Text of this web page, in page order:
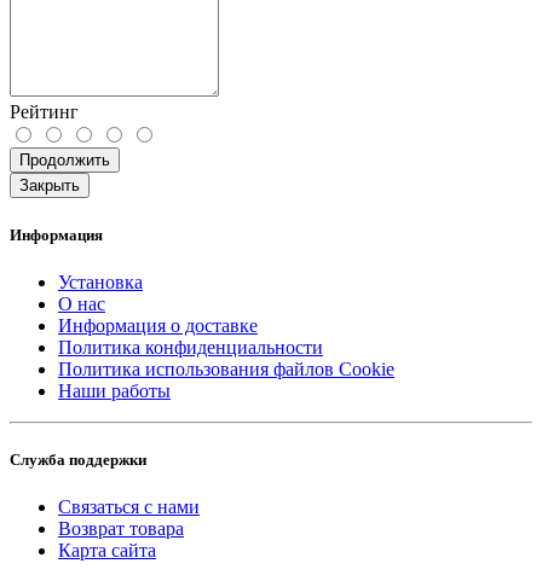
Рейтинг
Продолжить
Закрыть
Информация
Установка
О нас
Информация о доставке
Политика конфиденциальности
Политика использования файлов Cookie
Наши работы
Служба поддержки
Связаться с нами
Возврат товара
Карта сайта